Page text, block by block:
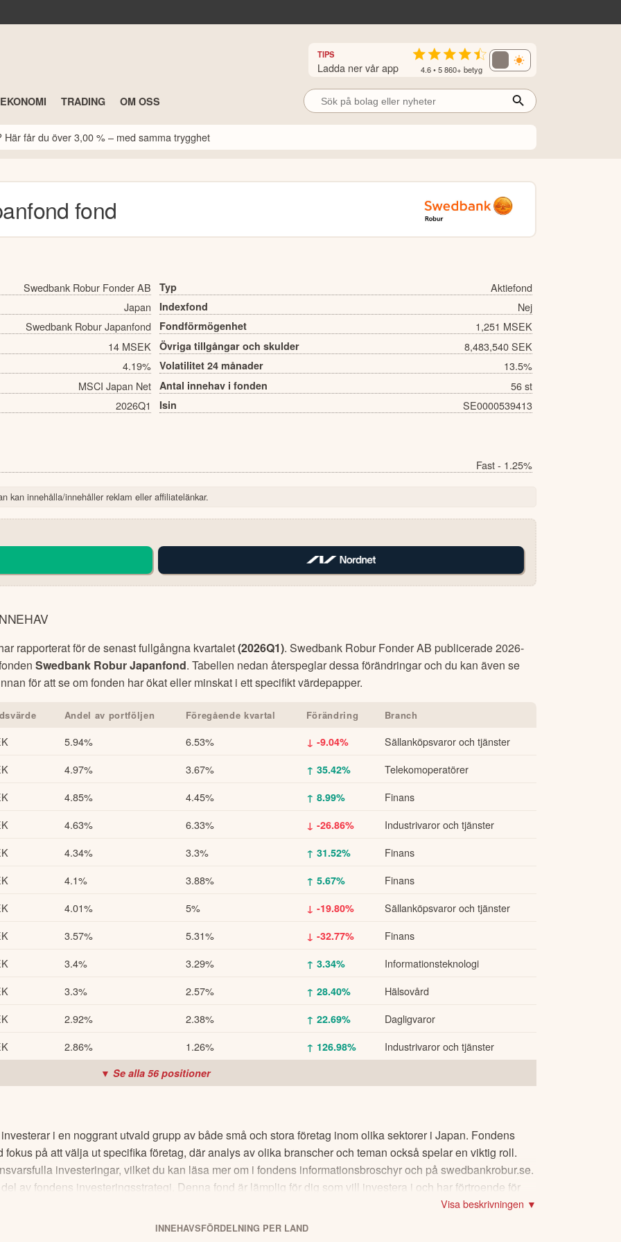
TIPS
Ladda ner vår app 4.6 • 5 860+ betyg
TRADING OM OSS
får du över 3,00 % – med samma trygghet
fond
Swedbank Robur Fonder AB Typ
Aktiefond
Japan
Indexfond
Nej
Swedbank Robur Japanfond
Fondförmögenhet
1,251 MSEK
14 MSEK
Övriga tillgångar och skulder
8,483,540 SEK
4.19%
Volatilitet 24 månader
13.5%
MSCI Japan Net
Antal innehav i fonden
56 st
2026Q1
Isin SE0000539413
Fast - 1.25%
kan innehålla/innehåller reklam eller affiliatelänkar.
rapporterat för de senast fullgångna kvartalet(2026Q1). Swedbank Robur Fonder AB publicerade2026-
Swedbank Robur Japanfond. Tabellen nedan återspeglar dessa förändringar och du kan även se
för att se om fonden har ökat eller minskat i ett specifikt värdepapper.
Andel av portföljen Föregående kvartal Förändring Branch
5.94% 6.53% ↓ -9.04%
Sällanköpsvaror och tjänster
4.97% 3.67% ↑ 35.42%
Telekomoperatörer
4.85% 4.45% ↑ 8.99%
Finans
4.63% 6.33% ↓ -26.86%
Industrivaror och tjänster
4.34% 3.3% ↑ 31.52%
Finans
4.1% 3.88% ↑ 5.67%
Finans
4.01% 5% ↓ -19.80%
Sällanköpsvaror och tjänster
3.57% 5.31% ↓ -32.77%
Finans
3.4% 3.29% ↑ 3.34%
Informationsteknologi
3.3% 2.57% ↑ 28.40%
Hälsovård
2.92% 2.38% ↑ 22.69%
Dagligvaror
2.86% 1.26% ↑ 126.98% Industrivaror och tjänster
▼ Se alla 56positioner
i en noggrant utvald grupp av både små och stora företag inom olika sektorer i Japan. Fondens
på att välja ut specifika företag, där analys av olika branscher och teman också spelar en viktig roll.
investeringar, vilket du kan läsa mer om i fondens informationsbroschyr och på swedbankrobur.se.
av fondens investeringsstrategi. Denna fond är lämplig för dig som vill investera i och har förtroende för
Visa beskrivningen ▼
INNEHAVSFÖRDELNING PER LAND